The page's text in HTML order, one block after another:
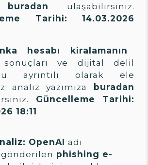
buradan ulaşabilirsiniz.
Tarihi: 14.03.2026
hesabı kiralamanın
ve dijital delil
ayrıntılı olarak ele
analiz yazımıza
buradan
Güncelleme Tarihi:
18:11
OpenAI adı
phishing e-